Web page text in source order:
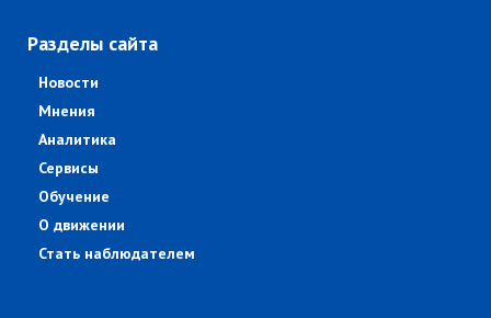
Разделы сайта
Новости
Мнения
Аналитика
Сервисы
Обучение
О движении
Стать наблюдателем